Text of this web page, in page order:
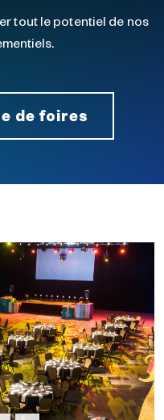
tout le potentiel de nos
de foires